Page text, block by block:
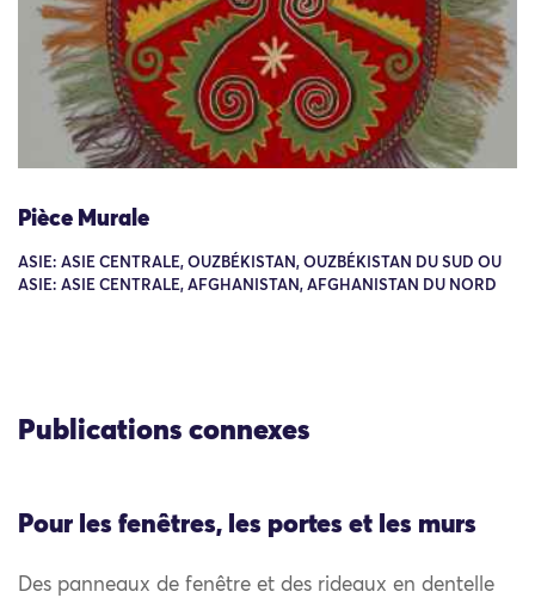
Pièce Murale
ASIE: ASIE CENTRALE, OUZBÉKISTAN, OUZBÉKISTAN DU SUD OU
ASIE: ASIE CENTRALE, AFGHANISTAN, AFGHANISTAN DU NORD
Publications connexes
Pour les fenêtres, les portes et les murs
Des panneaux de fenêtre et des rideaux en dentelle